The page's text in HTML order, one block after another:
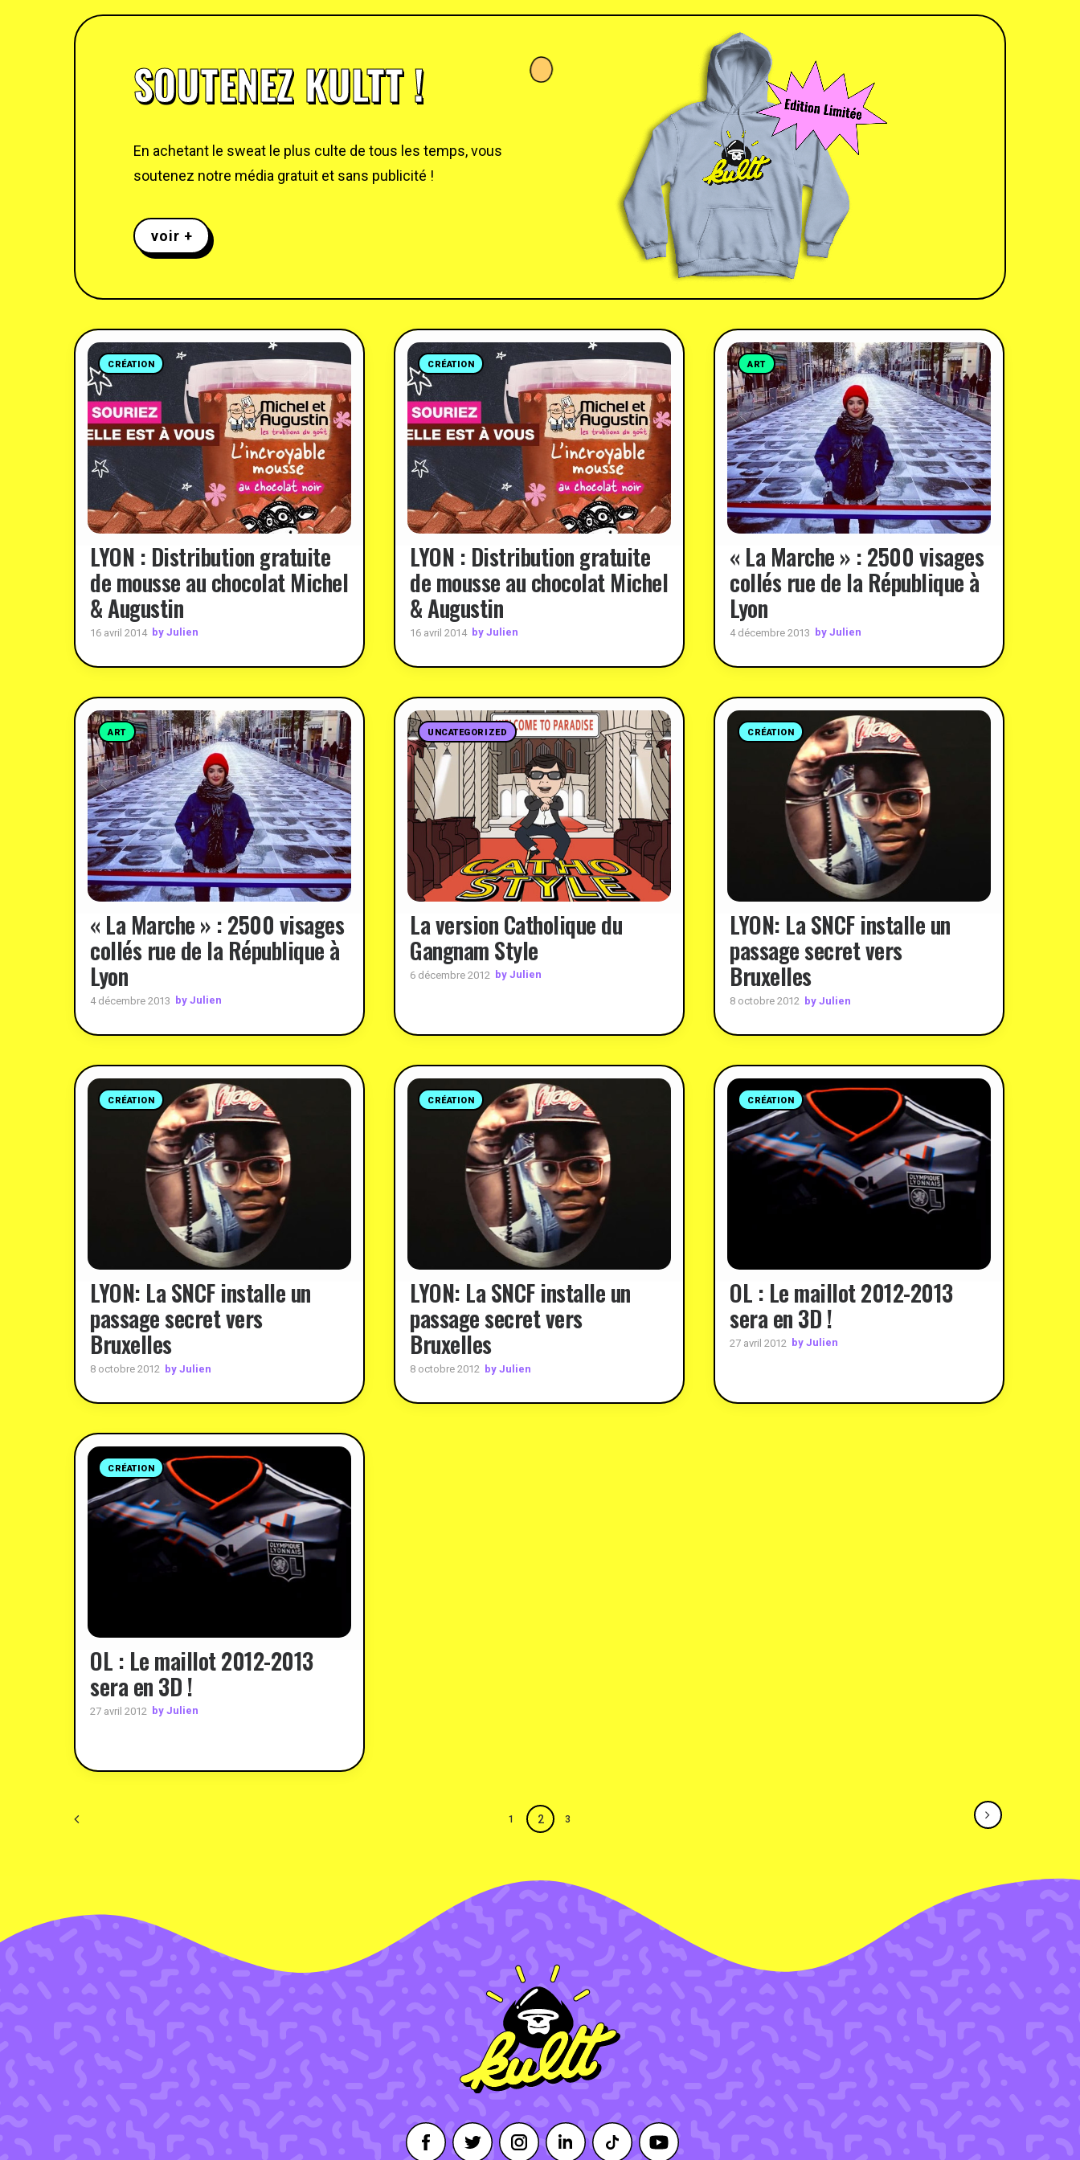
SOUTENEZ KULTT !
En achetant le sweat le plus culte de tous les temps, vous
soutenez notre média gratuit et sans publicité !
voir +
CRÉATION
LYON : Distribution gratuite
de mousse au chocolat Michel
& Augustin
16 avril 2014 by Julien
CRÉATION
LYON : Distribution gratuite
de mousse au chocolat Michel
& Augustin
16 avril 2014 by Julien
ART
« La Marche » : 2500 visages
collés rue de la République à
Lyon
4 décembre 2013 by Julien
ART
« La Marche » : 2500 visages
collés rue de la République à
Lyon
4 décembre 2013 by Julien
UNCATEGORIZED
La version Catholique du
Gangnam Style
6 décembre 2012 by Julien
CRÉATION
LYON: La SNCF installe un
passage secret vers
Bruxelles
8 octobre 2012 by Julien
CRÉATION
LYON: La SNCF installe un
passage secret vers
Bruxelles
8 octobre 2012 by Julien
CRÉATION
LYON: La SNCF installe un
passage secret vers
Bruxelles
8 octobre 2012 by Julien
CRÉATION
OL : Le maillot 2012-2013
sera en 3D !
27 avril 2012 by Julien
CRÉATION
OL : Le maillot 2012-2013
sera en 3D !
27 avril 2012 by Julien
1 2 3